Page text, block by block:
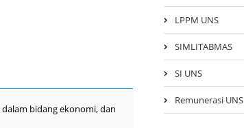
bidang ekonomi, dan
LPPM UNS
SIMLITABMAS
SI UNS
Remunerasi UNS